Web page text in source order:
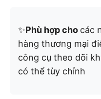
✨Phù hợp cho các
hàng thương mại
công cụ theo dõi
có thể tùy chỉnh